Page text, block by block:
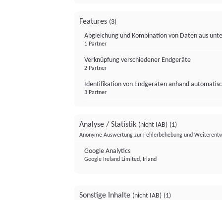
Features (3)
Abgleichung und Kombination von Daten aus
1 Partner
Verknüpfung verschiedener Endgeräte
2 Partner
Identifikation von Endgeräten anhand
3 Partner
Analyse / Statistik (nicht IAB) (1)
Anonyme Auswertung zur Fehlerbehebung und
Google Analytics
Google Ireland Limited, Irland
Sonstige Inhalte (nicht IAB) (1)